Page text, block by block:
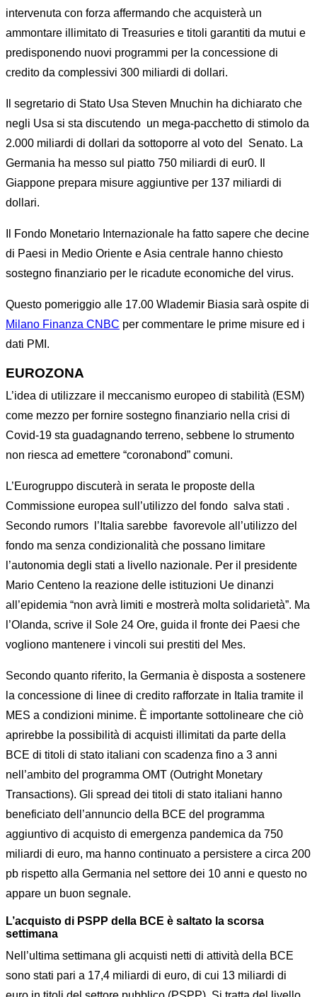
intervenuta con forza affermando che acquisterà un
ammontare illimitato di Treasuries e titoli garantiti da mutui e
predisponendo nuovi programmi per la concessione di
credito da complessivi 300 miliardi di dollari.
Il segretario di Stato Usa Steven Mnuchin ha dichiarato che
negli Usa si sta discutendo un mega-pacchetto di stimolo da
2.000 miliardi di dollari da sottoporre al voto del Senato. La
Germania ha messo sul piatto 750 miliardi di eur0. Il
Giappone prepara misure aggiuntive per 137 miliardi di
dollari.
Il Fondo Monetario Internazionale ha fatto sapere che decine
di Paesi in Medio Oriente e Asia centrale hanno chiesto
sostegno finanziario per le ricadute economiche del virus.
Questo pomeriggio alle 17.00 Wlademir Biasia sarà ospite di
Milano Finanza CNBC per commentare le prime misure ed i
dati PMI.
EUROZONA
L’idea di utilizzare il meccanismo europeo di stabilità (ESM)
come mezzo per fornire sostegno finanziario nella crisi di
Covid-19 sta guadagnando terreno, sebbene lo strumento
non riesca ad emettere “coronabond” comuni.
L’Eurogruppo discuterà in serata le proposte della
Commissione europea sull’utilizzo del fondo salva stati .
Secondo rumors l’Italia sarebbe favorevole all’utilizzo del
fondo ma senza condizionalità che possano limitare
l’autonomia degli stati a livello nazionale. Per il presidente
Mario Centeno la reazione delle istituzioni Ue dinanzi
all’epidemia “non avrà limiti e mostrerà molta solidarietà”. Ma
l’Olanda, scrive il Sole 24 Ore, guida il fronte dei Paesi che
vogliono mantenere i vincoli sui prestiti del Mes.
Secondo quanto riferito, la Germania è disposta a sostenere
la concessione di linee di credito rafforzate in Italia tramite il
MES a condizioni minime. È importante sottolineare che ciò
aprirebbe la possibilità di acquisti illimitati da parte della
BCE di titoli di stato italiani con scadenza fino a 3 anni
nell’ambito del programma OMT (Outright Monetary
Transactions). Gli spread dei titoli di stato italiani hanno
beneficiato dell’annuncio della BCE del programma
aggiuntivo di acquisto di emergenza pandemica da 750
miliardi di euro, ma hanno continuato a persistere a circa 200
pb rispetto alla Germania nel settore dei 10 anni e questo no
appare un buon segnale.
L’acquisto di PSPP della BCE è saltato la scorsa
settimana
Nell’ultima settimana gli acquisti netti di attività della BCE
sono stati pari a 17,4 miliardi di euro, di cui 13 miliardi di